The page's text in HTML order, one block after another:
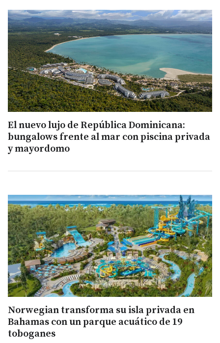
El nuevo lujo de República Dominicana:
bungalows frente al mar con piscina privada
y mayordomo
Norwegian transforma su isla privada en
Bahamas con un parque acuático de 19
toboganes